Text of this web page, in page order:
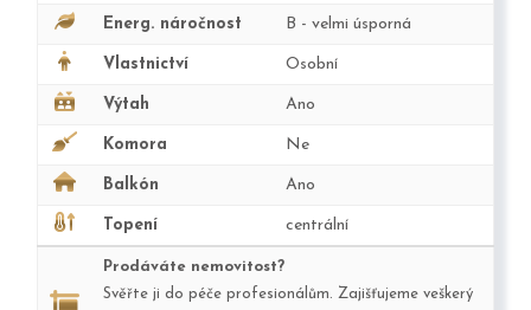
Energ. náročnost B - velmi úsporná
Vlastnictví Osobní
Výtah Ano
Komora Ne
Balkón Ano
Topení centrální
Prodáváte nemovitost?
Svěřte ji do péče profesionálům. Zajišťujeme veškerý